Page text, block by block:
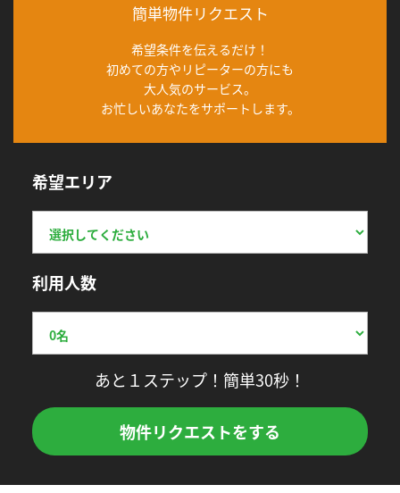
簡単物件リクエスト
希望条件を伝えるだけ！
初めての方やリピーターの方にも
大人気のサービス。
お忙しいあなたをサポートします。
希望エリア
利用人数
あと１ステップ！簡単30秒！
物件リクエストをする